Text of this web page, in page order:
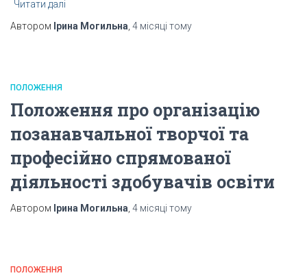
Читати далі
Автором Ірина Могильна, 4 місяці тому
ПОЛОЖЕННЯ
Положення про організацію
позанавчальної творчої та
професійно спрямованої
діяльності здобувачів освіти
Автором Ірина Могильна, 4 місяці тому
ПОЛОЖЕННЯ